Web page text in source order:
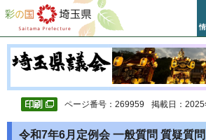
彩の国 埼玉県
ページ番号：269959 掲載日：2025
令和7年6月定例会 一般質問 質疑質